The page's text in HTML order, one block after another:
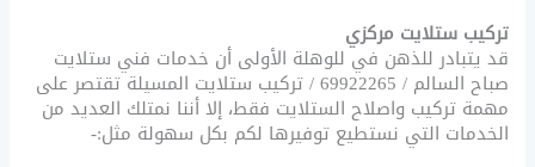
تركيب ستلايت مركزي
قد يتبادر للذهن في للوهلة الأولى أن خدمات فني ستلايت
صباح السالم / 69922265 / تركيب ستلايت المسيلة تقتصر على
مهمة تركيب واصلاح الستلايت فقط، إلا أننا نمتلك العديد من
الخدمات التي نستطيع توفيرها لكم بكل سهولة مثل:-